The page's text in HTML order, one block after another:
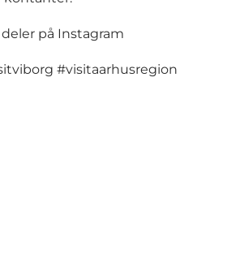
på Instagram
#visitaarhusregion